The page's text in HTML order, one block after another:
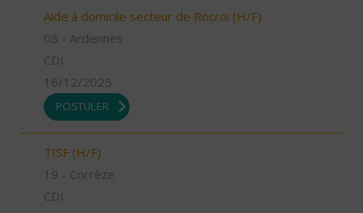
Aide à domicile secteur de Rocroi (H/F)
08 - Ardennes
CDI
16/12/2025
POSTULER
TISF (H/F)
19 - Corrèze
CDI